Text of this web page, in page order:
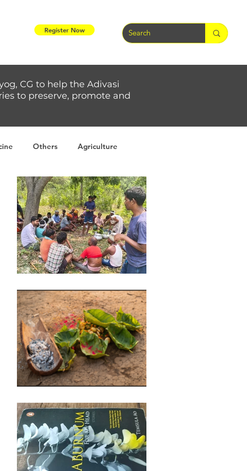
Register Now
CG to help the Adivasi
to preserve, promote and
Others Agriculture
Weather
Rights Literature